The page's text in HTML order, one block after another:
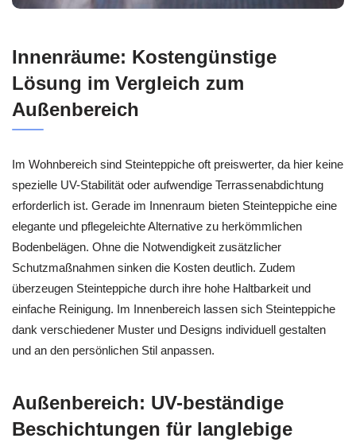
Innenräume: Kostengünstige
Lösung im Vergleich zum
Außenbereich
Im Wohnbereich sind Steinteppiche oft preiswerter, da hier keine
spezielle UV-Stabilität oder aufwendige Terrassenabdichtung
erforderlich ist. Gerade im Innenraum bieten Steinteppiche eine
elegante und pflegeleichte Alternative zu herkömmlichen
Bodenbelägen. Ohne die Notwendigkeit zusätzlicher
Schutzmaßnahmen sinken die Kosten deutlich. Zudem
überzeugen Steinteppiche durch ihre hohe Haltbarkeit und
einfache Reinigung. Im Innenbereich lassen sich Steinteppiche
dank verschiedener Muster und Designs individuell gestalten
und an den persönlichen Stil anpassen.
Außenbereich: UV-beständige
Beschichtungen für langlebige